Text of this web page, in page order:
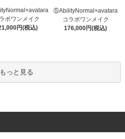
ボワンメイク
円(税込)
⑤AbilityNormal×avatara
コラボワンメイク
176,000円(税込)
もっと見る